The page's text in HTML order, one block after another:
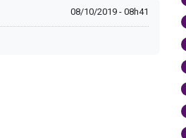
08/10/2019 - 08h41